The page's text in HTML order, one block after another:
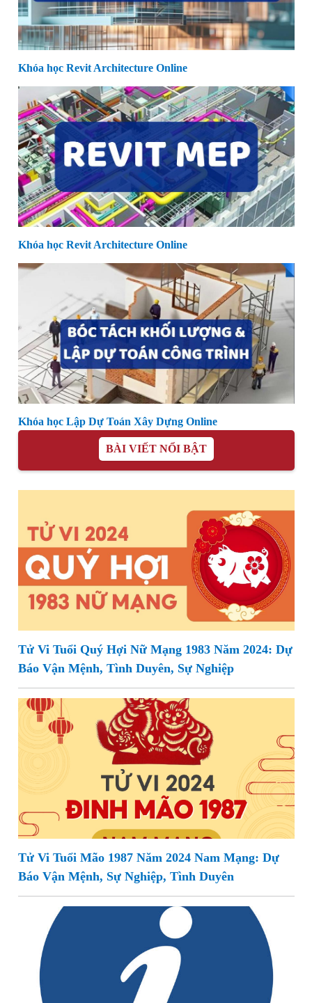
Khóa học Revit Architecture Online
Khóa học Revit Architecture Online
Khóa học Lập Dự Toán Xây Dựng Online
BÀI VIẾT NỔI BẬT
Tử Vi Tuổi Quý Hợi Nữ Mạng 1983 Năm 2024: Dự
Báo Vận Mệnh, Tình Duyên, Sự Nghiệp
Tử Vi Tuổi Mão 1987 Năm 2024 Nam Mạng: Dự
Báo Vận Mệnh, Sự Nghiệp, Tình Duyên